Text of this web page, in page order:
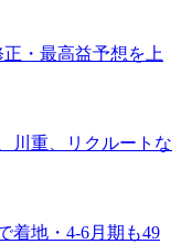
・最高益予想を上
川重、リクルートな
着地・4-6月期も49